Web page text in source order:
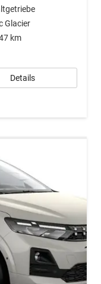
Glacier
km
Details